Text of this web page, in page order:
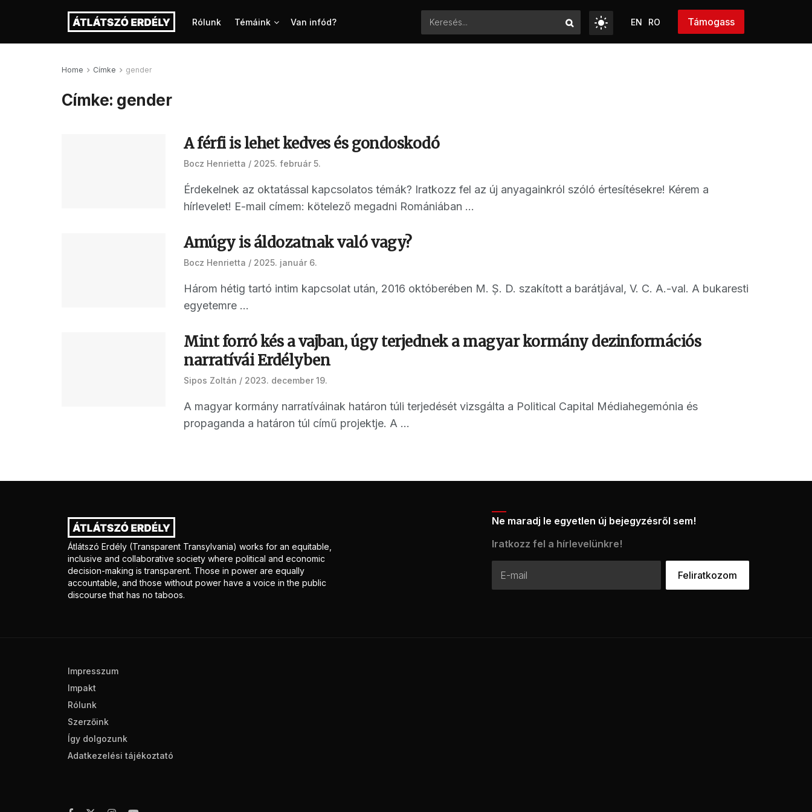
Rólunk Témáink Van infód? EN RO Támogass
Home Címke gender
Címke: gender
A férfi is lehet kedves és gondoskodó
Bocz Henrietta 2025. február 5.
Érdekelnek az oktatással kapcsolatos témák? Iratkozz fel az új anyagainkról szóló értesítésekre! Kérem a
hírlevelet! E-mail címem: kötelező megadni Romániában ...
Amúgy is áldozatnak való vagy?
Bocz Henrietta 2025. január 6.
Három hétig tartó intim kapcsolat után, 2016 októberében M. Ș. D. szakított a barátjával, V. C. A.-val. A bukaresti
egyetemre ...
Mint forró kés a vajban, úgy terjednek a magyar kormány dezinformációs
narratívái Erdélyben
Sipos Zoltán 2023. december 19.
A magyar kormány narratíváinak határon túli terjedését vizsgálta a Political Capital Médiahegemónia és
propaganda a határon túl című projektje. A ...
Átlátszó Erdély (Transparent Transylvania) works for an equitable,
inclusive and collaborative society where political and economic
decision-making is transparent. Those in power are equally
accountable, and those without power have a voice in the public
discourse that has no taboos.
Ne maradj le egyetlen új bejegyzésről sem!
Iratkozz fel a hírlevelünkre!
Impresszum
Impakt
Rólunk
Szerzőink
Így dolgozunk
Adatkezelési tájékoztató